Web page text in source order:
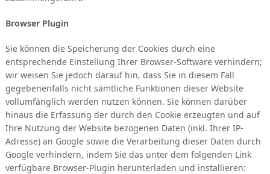
Browser Plugin
Sie können die Speicherung der Cookies durch eine
entsprechende Einstellung Ihrer Browser-Software verhindern;
wir weisen Sie jedoch darauf hin, dass Sie in diesem Fall
gegebenenfalls nicht sämtliche Funktionen dieser Website
vollumfänglich werden nutzen können. Sie können darüber
hinaus die Erfassung der durch den Cookie erzeugten und auf
Ihre Nutzung der Website bezogenen Daten (inkl. Ihrer IP-
Adresse) an Google sowie die Verarbeitung dieser Daten durch
Google verhindern, indem Sie das unter dem folgenden Link
verfügbare Browser-Plugin herunterladen und installieren: